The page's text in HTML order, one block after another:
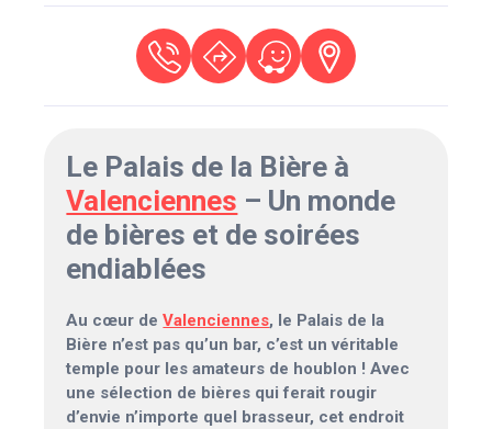
Le Palais de la Bière à
Valenciennes – Un monde
de bières et de soirées
endiablées
Au cœur deValenciennes, le Palais de la
Bière n’est pas qu’un bar, c’est un véritable
temple pour les amateurs de houblon ! Avec
une sélection de bières qui ferait rougir
d’envie n’importe quel brasseur, cet endroit